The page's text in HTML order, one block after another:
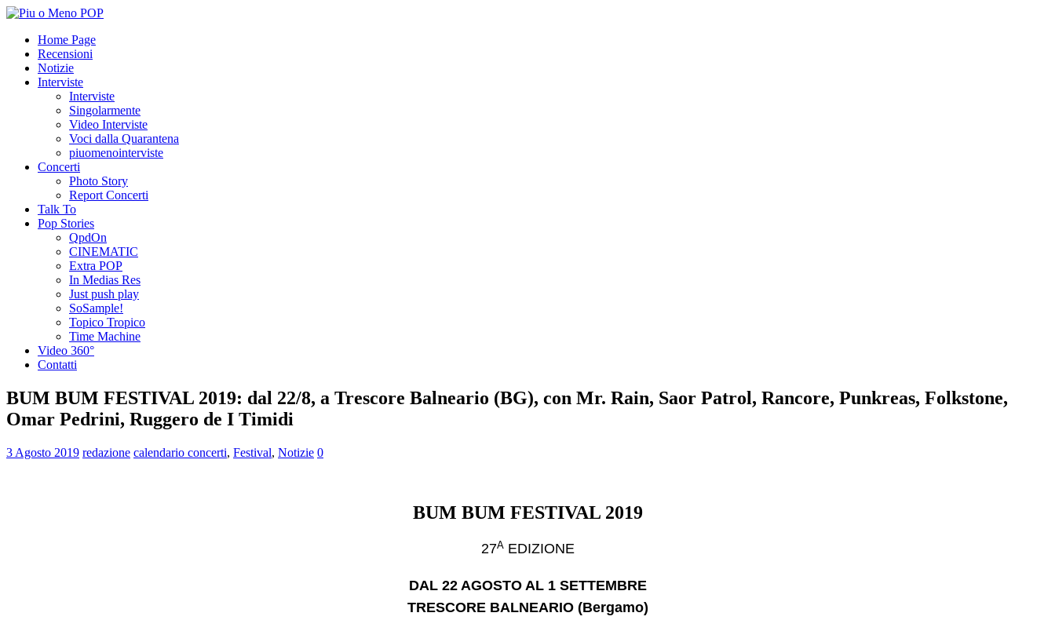
Home Page
Recensioni
Notizie
Interviste
Interviste
Singolarmente
Video Interviste
Voci dalla Quarantena
piuomenointerviste
Concerti
Photo Story
Report Concerti
Talk To
Pop Stories
QpdOn
CINEMATIC
Extra POP
In Medias Res
Just push play
SoSample!
Topico Tropico
Time Machine
Video 360°
Contatti
BUM BUM FESTIVAL 2019: dal 22/8, a Trescore Balneario (BG), con Mr. Rain, Saor Patrol, Rancore, Punkreas, Folkstone,
Omar Pedrini, Ruggero de I Timidi
3 Agosto 2019 redazione calendario concerti, Festival, Notizie 0
BUM BUM FESTIVAL 2019
27AEDIZIONE
DAL 22 AGOSTO AL 1 SETTEMBRE
TRESCORE BALNEARIO (Bergamo)